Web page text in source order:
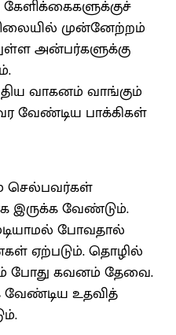
முன்னேற்றம்
அன்பர்களுக்கு
வாகனம் வாங்கும்
வேண்டிய பாக்கிகள்
செல்பவர்கள்
இருக்க வேண்டும்.
போவதால்
ஏற்படும். தொழில்
போது கவனம் தேவை.
வேண்டிய உதவித்